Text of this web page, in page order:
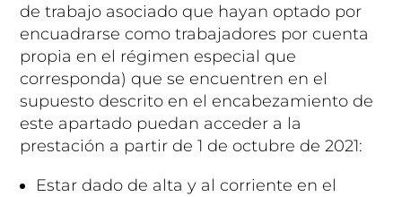
de trabajo asociado que hayan optado por
encuadrarse como trabajadores por cuenta
propia en el régimen especial que
corresponda) que se encuentren en el
supuesto descrito en el encabezamiento de
este apartado puedan acceder a la
prestación a partir de 1 de octubre de 2021:
Estar dado de alta y al corriente en el